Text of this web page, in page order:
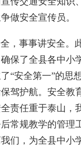
做安全宣传员。
，事事讲安全。
保了全县各中小
“安全第一”的思
驾护航。安全教
责任重于泰山，
常规教学的管理
们，为全县中小